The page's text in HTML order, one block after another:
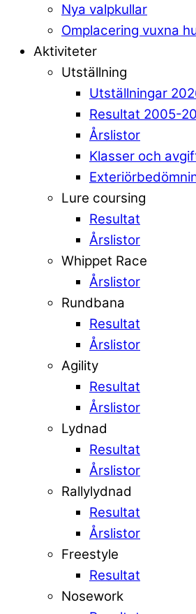
Nya valpkullar
Omplacering vuxna
Aktiviteter
Utställning
Utställningar
Resultat 2005-
Årslistor
Klasser och
Lure coursing
Resultat
Årslistor
Whippet Race
Årslistor
Rundbana
Resultat
Årslistor
Agility
Resultat
Årslistor
Lydnad
Resultat
Årslistor
Rallylydnad
Resultat
Årslistor
Freestyle
Resultat
Nosework